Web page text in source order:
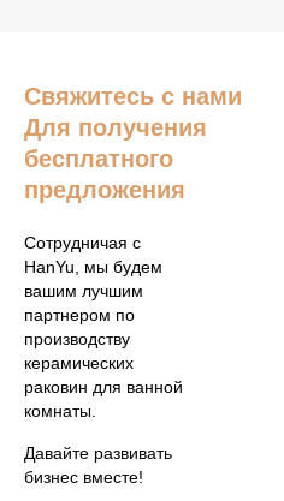
Свяжитесь с нами
Для получения
бесплатного
предложения
Сотрудничая с
HanYu, мы будем
вашим лучшим
партнером по
производству
керамических
раковин для ванной
комнаты.
Давайте развивать
бизнес вместе!